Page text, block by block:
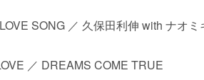
SONG ／ 久保田利伸 with ナオミ
／ DREAMS COME TRUE